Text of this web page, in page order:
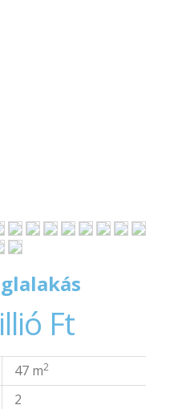
Ft
47 m2
2